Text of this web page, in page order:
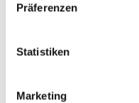
Präferenzen
Statistiken
Marketing
Kinderarzt